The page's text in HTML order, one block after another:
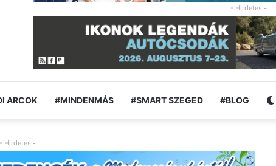
- Hirdetés -
ARCOK #MINDENMÁS #SMART SZEGED #BLOG
- Hirdetés -